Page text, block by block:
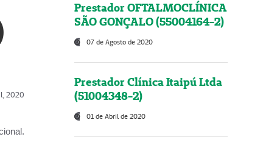
2020
Prestador OFTALMOCLÍNICA
SÃO GONÇALO (55004164-2)
07 de Agosto de 2020
Prestador Clínica Itaipú Ltda
(51004348-2)
01 de Abril de 2020